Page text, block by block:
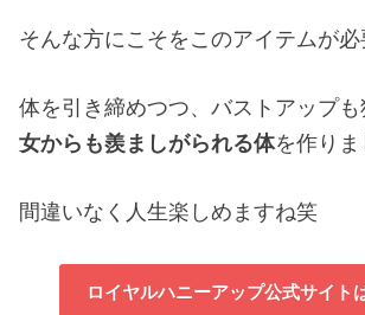
そんな方にこそをこのアイテムが必
体を引き締めつつ、バストアップも
女からも羨ましがられる体を作りま
間違いなく人生楽しめますね笑
ロイヤルハニーアップ公式サイト